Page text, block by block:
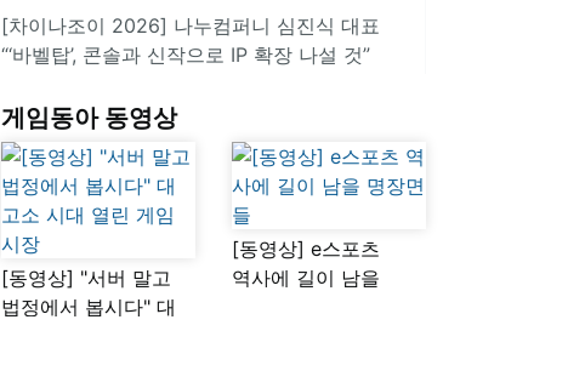
[차이나조이 2026] 나누컴퍼니 심진식 대표
“‘바벨탑’, 콘솔과 신작으로 IP 확장 나설 것”
게임동아 동영상
[동영상] "서버 말고
법정에서 봅시다" 대
[동영상] e스포츠
역사에 길이 남을